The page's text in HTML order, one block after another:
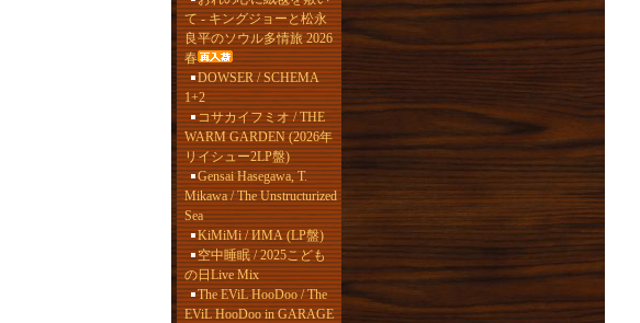
て - キングジョーと松永
良平のソウル多情旅 2026
春
DOWSER / SCHEMA
1+2
コサカイフミオ / THE
WARM GARDEN (2026年
リイシュー2LP盤)
Gensai Hasegawa, T.
Mikawa / The Unstructurized
Sea
KiMiMi / ИМА (LP盤)
空中睡眠 / 2025こども
の日Live Mix
The EViL HooDoo / The
EViL HooDoo in GARAGE